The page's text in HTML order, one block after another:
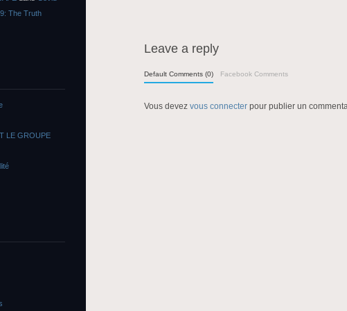
Leave a reply
Default Comments (0) Facebook Comments
Vous devez vous connecter pour publier un
The Truth
LE GROUPE